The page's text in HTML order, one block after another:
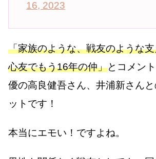
16, 2023
「家族のような、戦友のような
心友でもう16年の仲」とコメン
優の高良健吾さん、井浦新さん
ットです！
本当にエモい！ですよね。